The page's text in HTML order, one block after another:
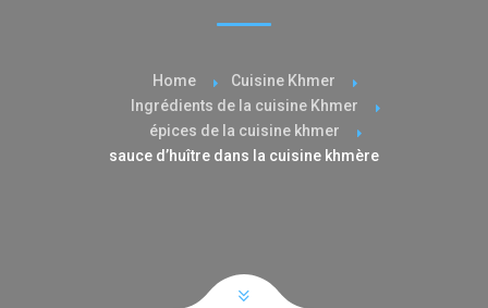
Home
Cuisine Khmer
Ingrédients de la cuisine Khmer
épices de la cuisine khmer
sauce d’huître dans la cuisine khmère